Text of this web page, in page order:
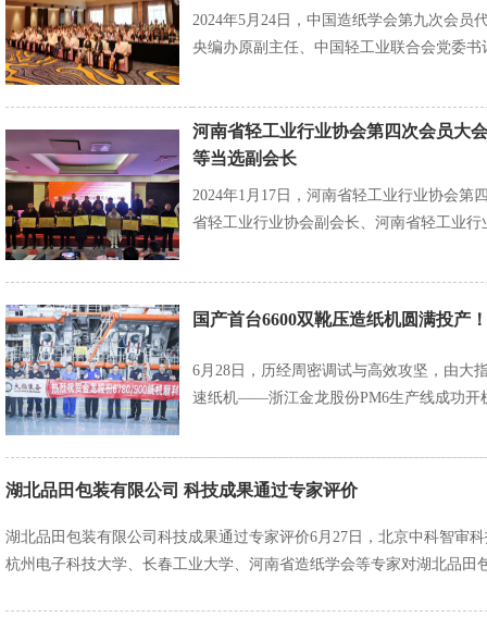
2024年5月24日，中国造纸学会第九次会员
央编办原副主任、中国轻工业联合会党委
河南省轻工业行业协会第四次会员大
等当选副会长
2024年1月17日，河南省轻工业行业协会第
省轻工业行业协会副会长、河南省轻工业
国产首台6600双靴压造纸机圆满投产
6月28日，历经周密调试与高效攻坚，由大
速纸机——浙江金龙股份PM6生产线成功开
湖北品田包装有限公司 科技成果通过专家评价
湖北品田包装有限公司科技成果通过专家评价6月27日，北京中科智审
杭州电子科技大学、长春工业大学、河南省造纸学会等专家对湖北品